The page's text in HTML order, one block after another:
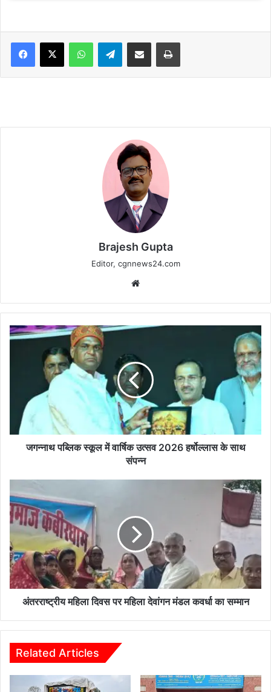
WhatsAppTelegramShare via Email Print
Brajesh Gupta
Editor, cgnnews24.com
जगन्नाथ
2026
हर्षोल्लास
के
जगन्नाथ पब्लिक स्कूल में वार्षिक उत्सव 2026 हर्षोल्लास के साथ
संपन्न
महिला
दिवस
पर
महिला
देवांगन
मंडल
कवर्धा
का
सम्मानअंतरराष्ट्रीय महिला दिवस पर महिला देवांगन मंडल कवर्धा का सम्मान
Related Articles